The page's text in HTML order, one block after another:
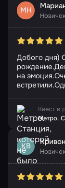
МН
Добого дня)
на
Квест в
Метро.
КВ